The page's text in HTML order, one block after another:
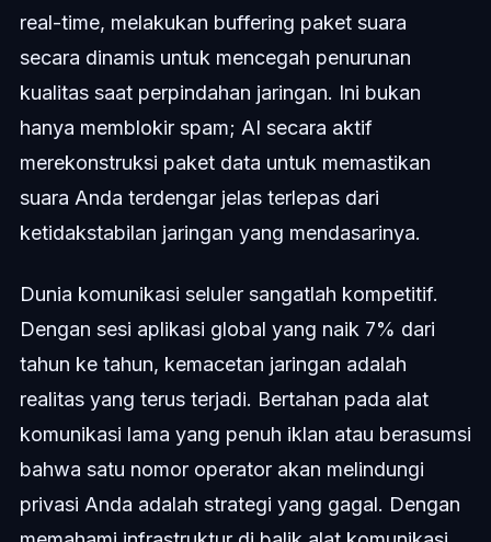
real-time, melakukan buffering paket suara
secara dinamis untuk mencegah penurunan
kualitas saat perpindahan jaringan. Ini bukan
hanya memblokir spam; AI secara aktif
merekonstruksi paket data untuk memastikan
suara Anda terdengar jelas terlepas dari
ketidakstabilan jaringan yang mendasarinya.
Dunia komunikasi seluler sangatlah kompetitif.
Dengan sesi aplikasi global yang naik 7% dari
tahun ke tahun, kemacetan jaringan adalah
realitas yang terus terjadi. Bertahan pada alat
komunikasi lama yang penuh iklan atau berasumsi
bahwa satu nomor operator akan melindungi
privasi Anda adalah strategi yang gagal. Dengan